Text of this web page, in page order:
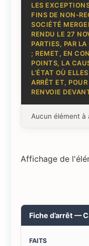
LES
FINS DE NON-
SOCIÉTÉ
RENDU LE 27
PARTIES, PAR LA
; REMET, EN
POINTS, LA
L’ÉTAT OÙ
ARRÊT ET,
RENVOIE
Aucun élément à
Affichage de
Fiche d’arrêt —
FAITS